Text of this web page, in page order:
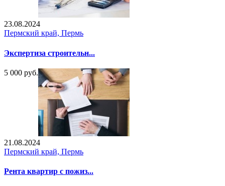
23.08.2024
Пермский край, Пермь
Экспертиза строительн...
5 000 руб.
21.08.2024
Пермский край, Пермь
Рента квартир с пожиз...